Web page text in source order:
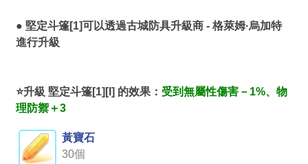
● 堅定斗篷[1]可以透過古城防具升級商 - 格萊姆·烏加特
進行升級
⭐升級 堅定斗篷[1][I] 的效果： 受到無屬性傷害－1%、物
理防禦＋3
黃寶石
30個